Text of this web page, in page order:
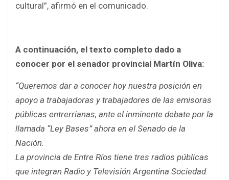
cultural”, afirmó en el comunicado.
A continuación, el texto completo dado a
conocer por el senador provincial Martín Oliva:
“Queremos dar a conocer hoy nuestra posición en
apoyo a trabajadoras y trabajadores de las emisoras
públicas entrerrianas, ante el inminente debate por la
llamada “Ley Bases” ahora en el Senado de la
Nación.
La provincia de Entre Ríos tiene tres radios públicas
que integran Radio y Televisión Argentina Sociedad